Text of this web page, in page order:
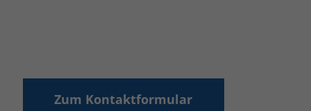
Zum Kontaktformular